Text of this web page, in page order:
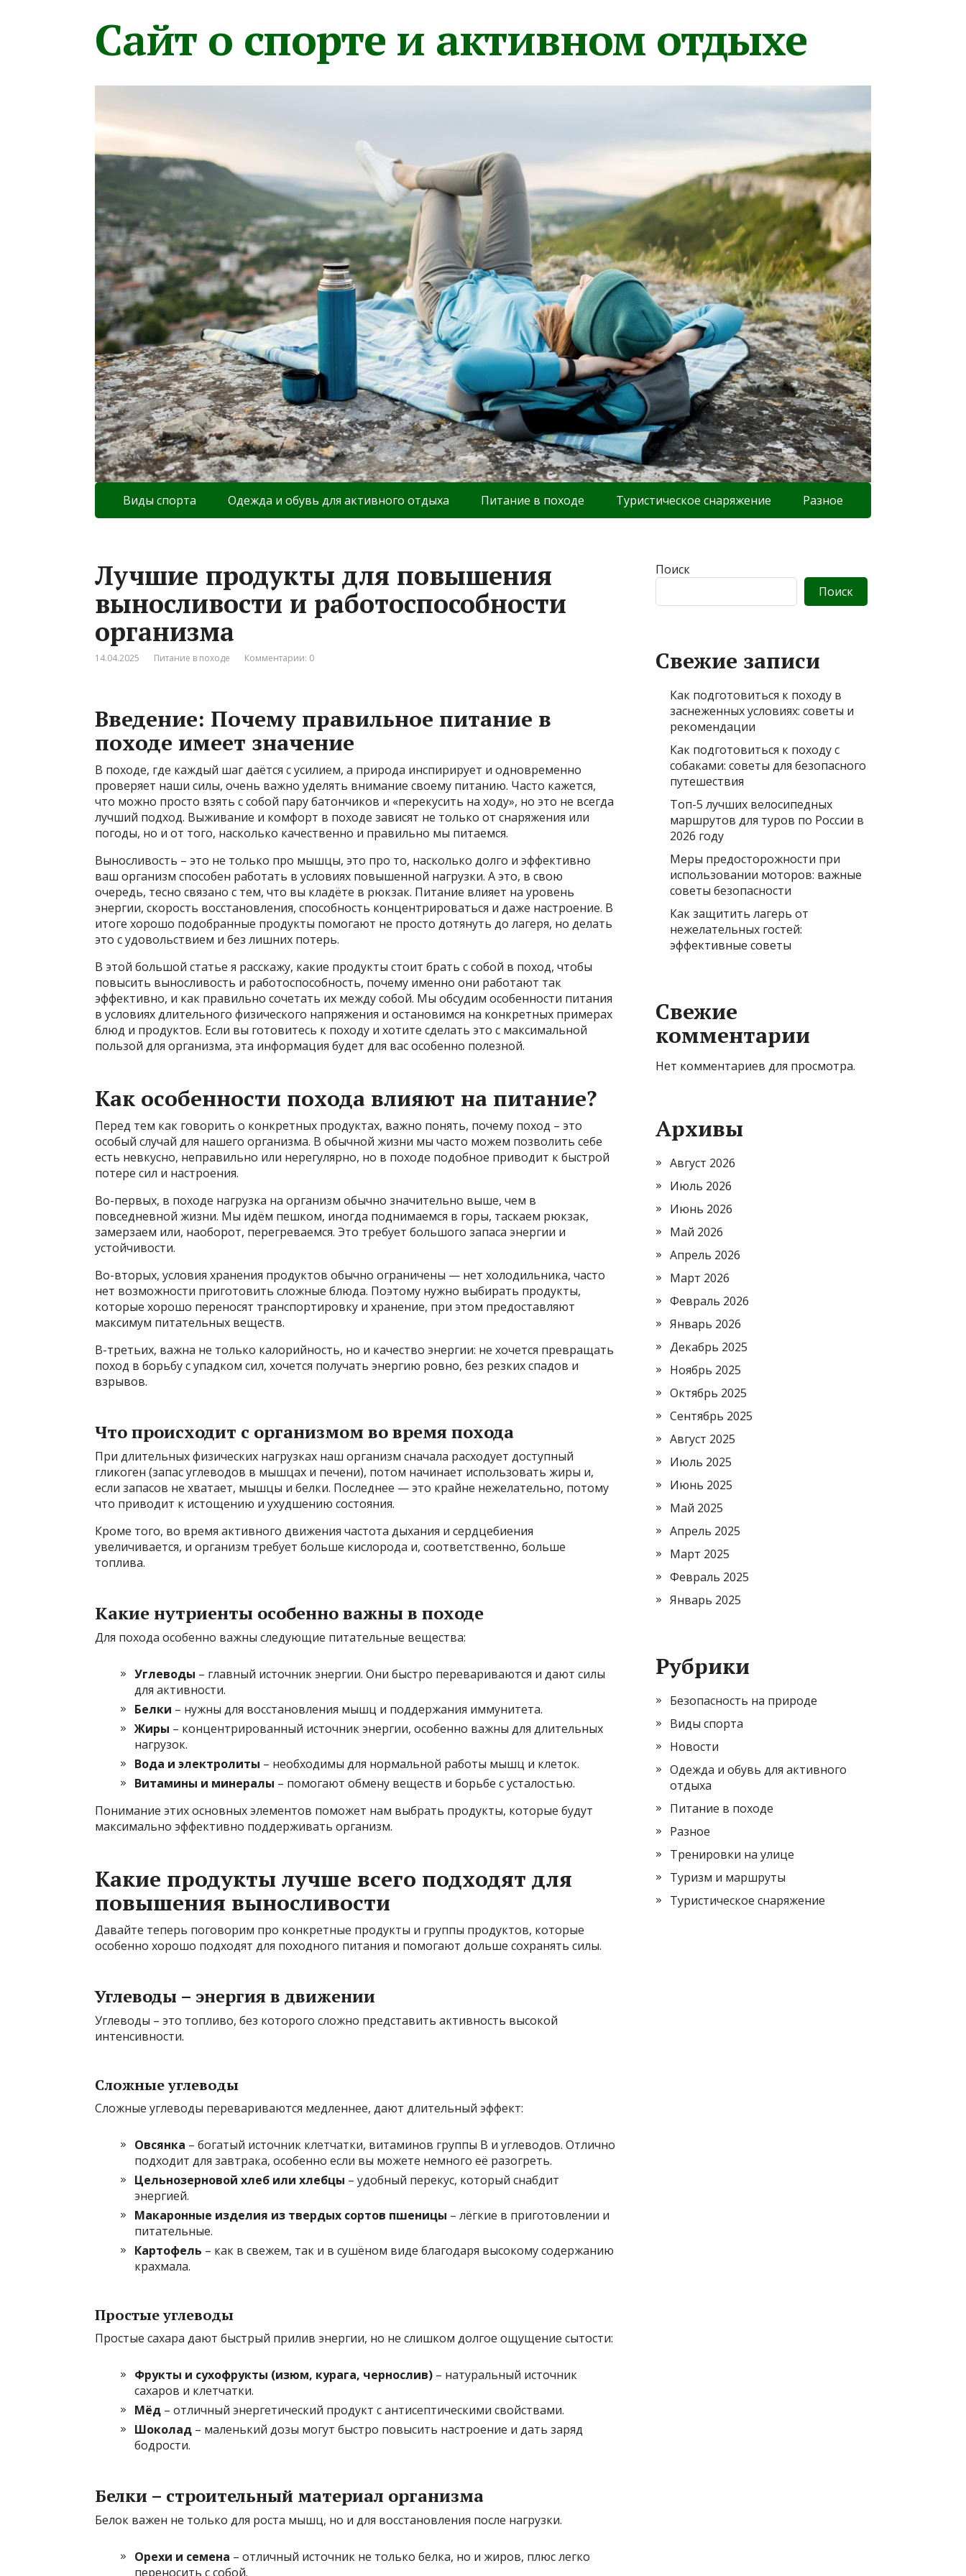
Сайт о спорте и активном отдыхе
Виды спорта Одежда и обувь для активного отдыха Питание в походе Туристическое снаряжение Разное
Лучшие продукты для повышения
выносливости и работоспособности
организма
14.04.2025 Питание в походе Комментарии: 0
Введение: Почему правильное питание в
походе имеет значение
В походе, где каждый шаг даётся с усилием, а природа инспирирует и одновременно
проверяет наши силы, очень важно уделять внимание своему питанию. Часто кажется,
что можно просто взять с собой пару батончиков и «перекусить на ходу», но это не всегда
лучший подход. Выживание и комфорт в походе зависят не только от снаряжения или
погоды, но и от того, насколько качественно и правильно мы питаемся.
Выносливость – это не только про мышцы, это про то, насколько долго и эффективно
ваш организм способен работать в условиях повышенной нагрузки. А это, в свою
очередь, тесно связано с тем, что вы кладёте в рюкзак. Питание влияет на уровень
энергии, скорость восстановления, способность концентрироваться и даже настроение. В
итоге хорошо подобранные продукты помогают не просто дотянуть до лагеря, но делать
это с удовольствием и без лишних потерь.
В этой большой статье я расскажу, какие продукты стоит брать с собой в поход, чтобы
повысить выносливость и работоспособность, почему именно они работают так
эффективно, и как правильно сочетать их между собой. Мы обсудим особенности питания
в условиях длительного физического напряжения и остановимся на конкретных примерах
блюд и продуктов. Если вы готовитесь к походу и хотите сделать это с максимальной
пользой для организма, эта информация будет для вас особенно полезной.
Как особенности похода влияют на питание?
Перед тем как говорить о конкретных продуктах, важно понять, почему поход – это
особый случай для нашего организма. В обычной жизни мы часто можем позволить себе
есть невкусно, неправильно или нерегулярно, но в походе подобное приводит к быстрой
потере сил и настроения.
Во-первых, в походе нагрузка на организм обычно значительно выше, чем в
повседневной жизни. Мы идём пешком, иногда поднимаемся в горы, таскаем рюкзак,
замерзаем или, наоборот, перегреваемся. Это требует большого запаса энергии и
устойчивости.
Во-вторых, условия хранения продуктов обычно ограничены — нет холодильника, часто
нет возможности приготовить сложные блюда. Поэтому нужно выбирать продукты,
которые хорошо переносят транспортировку и хранение, при этом предоставляют
максимум питательных веществ.
В-третьих, важна не только калорийность, но и качество энергии: не хочется превращать
поход в борьбу с упадком сил, хочется получать энергию ровно, без резких спадов и
взрывов.
Что происходит с организмом во время похода
При длительных физических нагрузках наш организм сначала расходует доступный
гликоген (запас углеводов в мышцах и печени), потом начинает использовать жиры и,
если запасов не хватает, мышцы и белки. Последнее — это крайне нежелательно, потому
что приводит к истощению и ухудшению состояния.
Кроме того, во время активного движения частота дыхания и сердцебиения
увеличивается, и организм требует больше кислорода и, соответственно, больше
топлива.
Какие нутриенты особенно важны в походе
Для похода особенно важны следующие питательные вещества:
Углеводы – главный источник энергии. Они быстро перевариваются и дают силы
для активности.
Белки – нужны для восстановления мышц и поддержания иммунитета.
Жиры – концентрированный источник энергии, особенно важны для длительных
нагрузок.
Вода и электролиты – необходимы для нормальной работы мышц и клеток.
Витамины и минералы – помогают обмену веществ и борьбе с усталостью.
Понимание этих основных элементов поможет нам выбрать продукты, которые будут
максимально эффективно поддерживать организм.
Какие продукты лучше всего подходят для
повышения выносливости
Давайте теперь поговорим про конкретные продукты и группы продуктов, которые
особенно хорошо подходят для походного питания и помогают дольше сохранять силы.
Углеводы – энергия в движении
Углеводы – это топливо, без которого сложно представить активность высокой
интенсивности.
Сложные углеводы
Сложные углеводы перевариваются медленнее, дают длительный эффект:
Овсянка – богатый источник клетчатки, витаминов группы В и углеводов. Отлично
подходит для завтрака, особенно если вы можете немного её разогреть.
Цельнозерновой хлеб или хлебцы – удобный перекус, который снабдит
энергией.
Макаронные изделия из твердых сортов пшеницы – лёгкие в приготовлении и
питательные.
Картофель – как в свежем, так и в сушёном виде благодаря высокому содержанию
крахмала.
Простые углеводы
Простые сахара дают быстрый прилив энергии, но не слишком долгое ощущение сытости:
Фрукты и сухофрукты (изюм, курага, чернослив) – натуральный источник
сахаров и клетчатки.
Мёд – отличный энергетический продукт с антисептическими свойствами.
Шоколад – маленький дозы могут быстро повысить настроение и дать заряд
бодрости.
Белки – строительный материал организма
Белок важен не только для роста мышц, но и для восстановления после нагрузки.
Орехи и семена – отличный источник не только белка, но и жиров, плюс легко
переносить с собой.
Поиск
Поиск
Свежие записи
Как подготовиться к походу в
заснеженных условиях: советы и
рекомендации
Как подготовиться к походу с
собаками: советы для безопасного
путешествия
Топ-5 лучших велосипедных
маршрутов для туров по России в
2026 году
Меры предосторожности при
использовании моторов: важные
советы безопасности
Как защитить лагерь от
нежелательных гостей:
эффективные советы
Свежие
комментарии
Нет комментариев для просмотра.
Архивы
Август 2026
Июль 2026
Июнь 2026
Май 2026
Апрель 2026
Март 2026
Февраль 2026
Январь 2026
Декабрь 2025
Ноябрь 2025
Октябрь 2025
Сентябрь 2025
Август 2025
Июль 2025
Июнь 2025
Май 2025
Апрель 2025
Март 2025
Февраль 2025
Январь 2025
Рубрики
Безопасность на природе
Виды спорта
Новости
Одежда и обувь для активного
отдыха
Питание в походе
Разное
Тренировки на улице
Туризм и маршруты
Туристическое снаряжение